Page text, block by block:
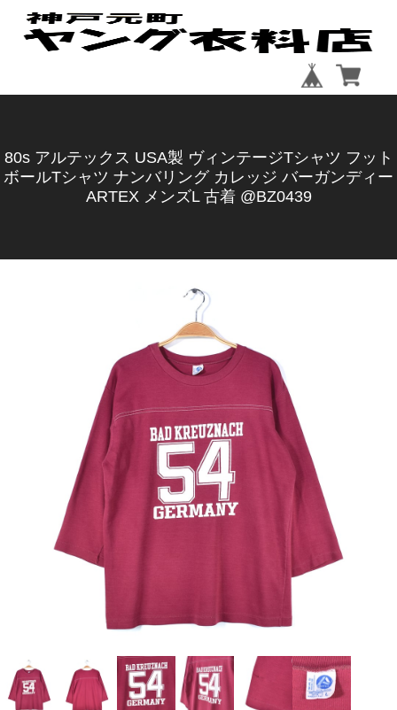
80s アルテックス USA製 ヴィンテージTシャツ フット
ボールTシャツ ナンバリング カレッジ バーガンディー
ARTEX メンズL 古着 @BZ0439